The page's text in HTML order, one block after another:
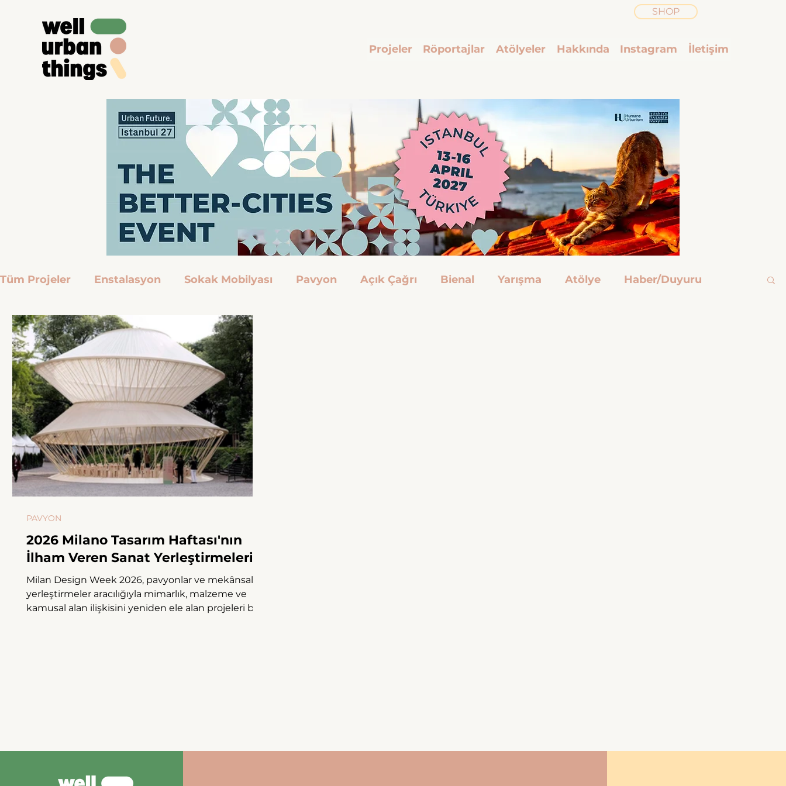
SHOP
Projeler Röportajlar Atölyeler Hakkında Instagram İletişim
Tüm Projeler Enstalasyon Sokak Mobilyası Pavyon Açık Çağrı Bienal Yarışma Atölye Haber/Duyuru
Röportaj İlham Etkinlik kent mobilyası
2026 Milano Tasarım Haftası'nın
İlham Veren Sanat Yerleştirmeleri
Milan Design Week 2026, pavyonlar ve mekânsal
yerleştirmeler aracılığıyla mimarlık, malzeme ve
kamusal alan ilişkisini yeniden ele alan projeleri bir
PAVYON